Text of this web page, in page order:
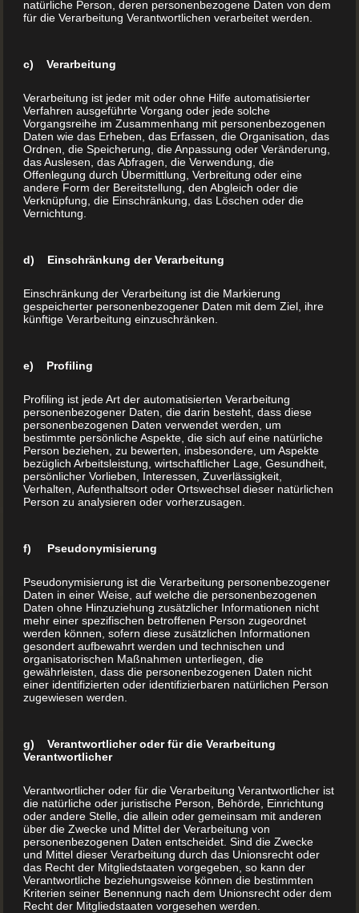
Eigenverlag Österreich –
Selbstverlag mein Buch
Eigenverlag Buch – Selbstverlag in Österreich Alle
Selbstverlag, bietet Autoren die Möglichkeit, ihre Werke
eigenständig zu veröffentlichen. Hier sind einige der
behältst du die vollständige Kontrolle über alle Aspekte
Preisgestaltung und Vertriebswege. Du entscheidest,
wie dein ...
MEHR LESEN
Kinderbuch drucken
lassen
natürliche Person, deren personenbezogene Daten von dem
für die Verarbeitung Verantwortlichen verarbeitet werden.
c) Verarbeitung
Verarbeitung ist jeder mit oder ohne Hilfe automatisierter
Verfahren ausgeführte Vorgang oder jede solche
Vorgangsreihe im Zusammenhang mit personenbezogenen
Daten wie das Erheben, das Erfassen, die Organisation, das
Ordnen, die Speicherung, die Anpassung oder Veränderung,
das Auslesen, das Abfragen, die Verwendung, die
Offenlegung durch Übermittlung, Verbreitung oder eine
andere Form der Bereitstellung, den Abgleich oder die
Verknüpfung, die Einschränkung, das Löschen oder die
Vernichtung.
d) Einschränkung der Verarbeitung
Einschränkung der Verarbeitung ist die Markierung
gespeicherter personenbezogener Daten mit dem Ziel, ihre
künftige Verarbeitung einzuschränken.
e) Profiling
Profiling ist jede Art der automatisierten Verarbeitung
personenbezogener Daten, die darin besteht, dass diese
personenbezogenen Daten verwendet werden, um
bestimmte persönliche Aspekte, die sich auf eine natürliche
Person beziehen, zu bewerten, insbesondere, um Aspekte
bezüglich Arbeitsleistung, wirtschaftlicher Lage, Gesundheit,
persönlicher Vorlieben, Interessen, Zuverlässigkeit,
Verhalten, Aufenthaltsort oder Ortswechsel dieser natürlichen
Person zu analysieren oder vorherzusagen.
f) Pseudonymisierung
Pseudonymisierung ist die Verarbeitung personenbezogener
Daten in einer Weise, auf welche die personenbezogenen
Daten ohne Hinzuziehung zusätzlicher Informationen nicht
mehr einer spezifischen betroffenen Person zugeordnet
werden können, sofern diese zusätzlichen Informationen
gesondert aufbewahrt werden und technischen und
organisatorischen Maßnahmen unterliegen, die
gewährleisten, dass die personenbezogenen Daten nicht
einer identifizierten oder identifizierbaren natürlichen Person
zugewiesen werden.
g) Verantwortlicher oder für die Verarbeitung
Verantwortlicher
Verantwortlicher oder für die Verarbeitung Verantwortlicher ist
die natürliche oder juristische Person, Behörde, Einrichtung
oder andere Stelle, die allein oder gemeinsam mit anderen
über die Zwecke und Mittel der Verarbeitung von
personenbezogenen Daten entscheidet. Sind die Zwecke
und Mittel dieser Verarbeitung durch das Unionsrecht oder
das Recht der Mitgliedstaaten vorgegeben, so kann der
Verantwortliche beziehungsweise können die bestimmten
Kriterien seiner Benennung nach dem Unionsrecht oder dem
Recht der Mitgliedstaaten vorgesehen werden.